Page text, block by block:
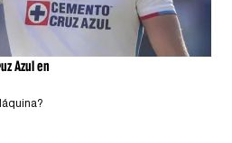
Azul en